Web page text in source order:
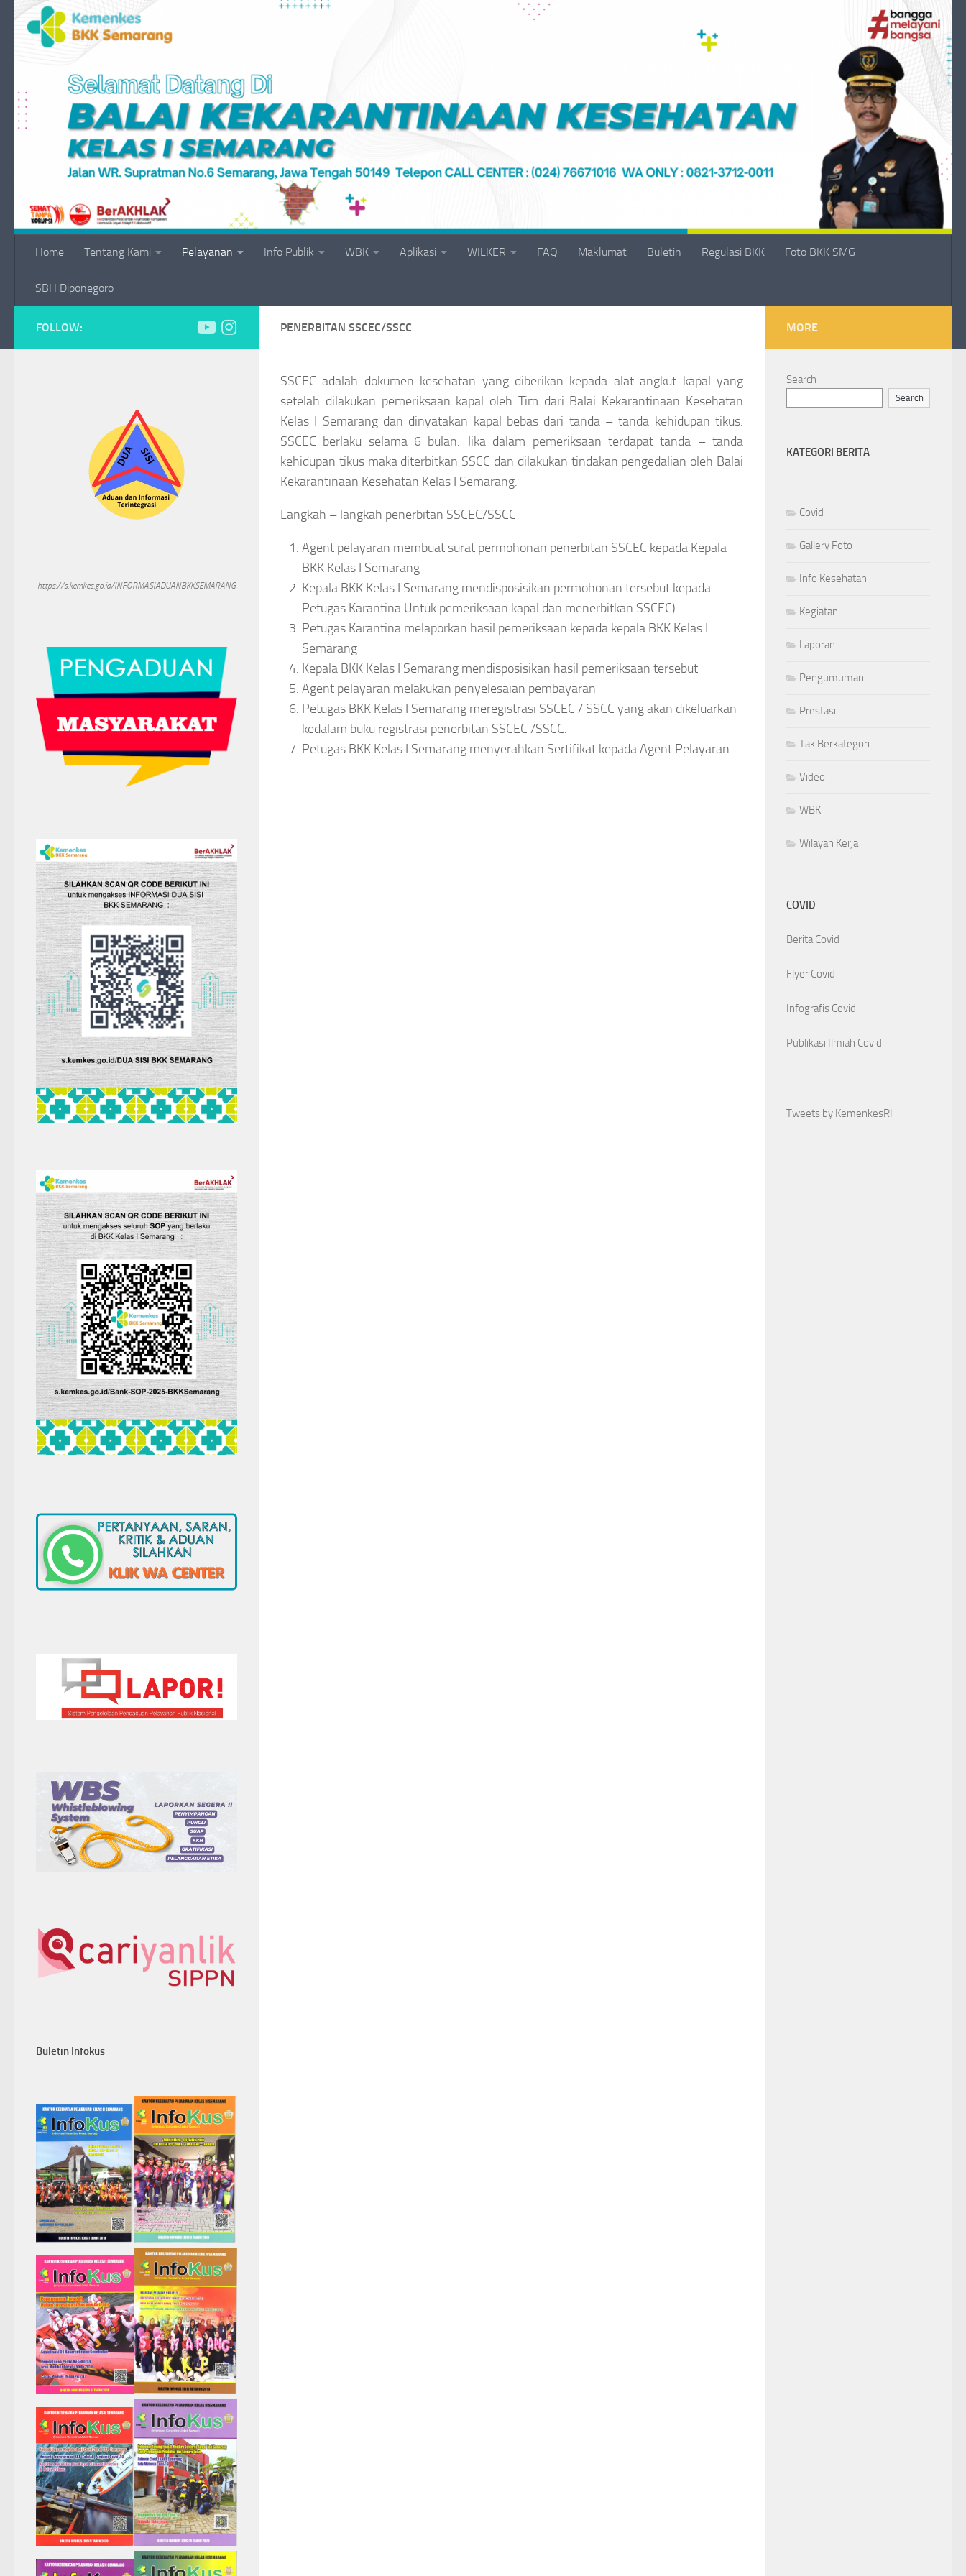
Skip to content
Home Tentang Kami Pelayanan Info Publik WBK Aplikasi WILKER FAQ Maklumat Buletin Regulasi BKK Foto BKK SMG
SBH Diponegoro
PENERBITAN SSCEC/SSCC
SSCEC adalah dokumen kesehatan yang diberikan kepada alat angkut kapal yang
setelah dilakukan pemeriksaan kapal oleh Tim dari Balai Kekarantinaan Kesehatan
Kelas I Semarang dan dinyatakan kapal bebas dari tanda – tanda kehidupan tikus.
SSCEC berlaku selama 6 bulan. Jika dalam pemeriksaan terdapat tanda – tanda
kehidupan tikus maka diterbitkan SSCC dan dilakukan tindakan pengedalian oleh Balai
Kekarantinaan Kesehatan Kelas I Semarang.
Langkah – langkah penerbitan SSCEC/SSCC
Agent pelayaran membuat surat permohonan penerbitan SSCEC kepada Kepala
BKK Kelas I Semarang
Kepala BKK Kelas I Semarang mendisposisikan permohonan tersebut kepada
Petugas Karantina Untuk pemeriksaan kapal dan menerbitkan SSCEC)
Petugas Karantina melaporkan hasil pemeriksaan kepada kepala BKK Kelas I
Semarang
Kepala BKK Kelas I Semarang mendisposisikan hasil pemeriksaan tersebut
Agent pelayaran melakukan penyelesaian pembayaran
Petugas BKK Kelas I Semarang meregistrasi SSCEC / SSCC yang akan dikeluarkan
kedalam buku registrasi penerbitan SSCEC /SSCC.
Petugas BKK Kelas I Semarang menyerahkan Sertifikat kepada Agent Pelayaran
FOLLOW:
https://s.kemkes.go.id/INFORMASIADUANBKKSEMARANG
Buletin Infokus
MORE
Search
Search
KATEGORI BERITA
Covid
Gallery Foto
Info Kesehatan
Kegiatan
Laporan
Pengumuman
Prestasi
Tak Berkategori
Video
WBK
Wilayah Kerja
COVID
Berita Covid
Flyer Covid
Infografis Covid
Publikasi Ilmiah Covid
Tweets by KemenkesRI